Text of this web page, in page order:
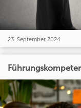
23. September 2024